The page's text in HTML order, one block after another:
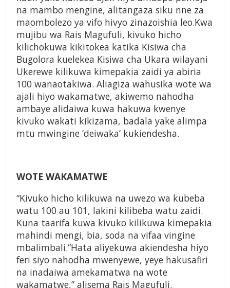
na mambo mengine, alitangaza siku nne za
maombolezo ya vifo hivyo zinazoishia leo.Kwa
mujibu wa Rais Magufuli, kivuko hicho
kilichokuwa kikitokea katika Kisiwa cha
Bugolora kuelekea Kisiwa cha Ukara wilayani
Ukerewe kilikuwa kimepakia zaidi ya abiria
100 wanaotakiwa. Aliagiza wahusika wote wa
ajali hiyo wakamatwe, akiwemo nahodha
ambaye alidaiwa kuwa hakuwa kwenye
kivuko wakati kikizama, badala yake alimpa
mtu mwingine ‘deiwaka’ kukiendesha.
WOTE WAKAMATWE
“Kivuko hicho kilikuwa na uwezo wa kubeba
watu 100 au 101, lakini kilibeba watu zaidi.
Kuna taarifa kuwa kivuko kilikuwa kimepakia
mahindi mengi, bia, soda na vifaa vingine
mbalimbali.“Hata aliyekuwa akiendesha hiyo
feri siyo nahodha mwenyewe, yeye hakusafiri
na inadaiwa amekamatwa na wote
wakamatwe,” alisema Rais Magufuli.